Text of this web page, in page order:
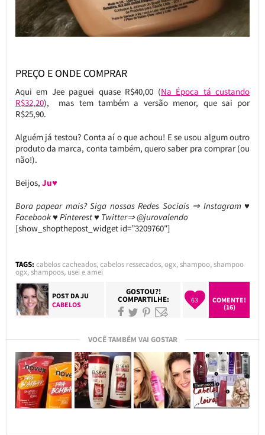
PREÇO E ONDE COMPRAR
Aqui em Jee paguei quase R$40,00 (Na Época tá custando
R$32,20), mas tem também a versão menor, que sai por
R$25,90.
Alguém já testou? Conta aí o que achou! E se usou algum outro
produto da marca, conta também, quero saber pra comprar (ou
não!).
Beijos, Ju♥
Bora papear mais? Siga nossas Redes Sociais ⇒ Instagram ♥
Facebook ♥ Pinterest ♥ Twitter⇒ @jurovalendo
[show_shopthepost_widget id=”3209760″]
TAGS: cabelos cacheados,cabelos ressecados,ogx,shampoo,shampoo
ogx,shampoos, usei e amei
POST DAJU
CABELOS
GOSTOU?!
COMPARTILHE: 63
COMENTE!
(16)
VOCÊ TAMBÉM VAI GOSTAR